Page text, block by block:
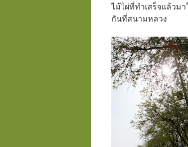
ไม้ไผ่ที่ทำเสร็จแล้วม
กันที่สนามหลวง